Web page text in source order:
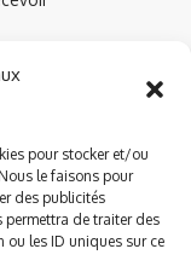
pour stocker et/ou
le faisons pour
des publicités
permettra de traiter des
ou les ID uniques sur ce